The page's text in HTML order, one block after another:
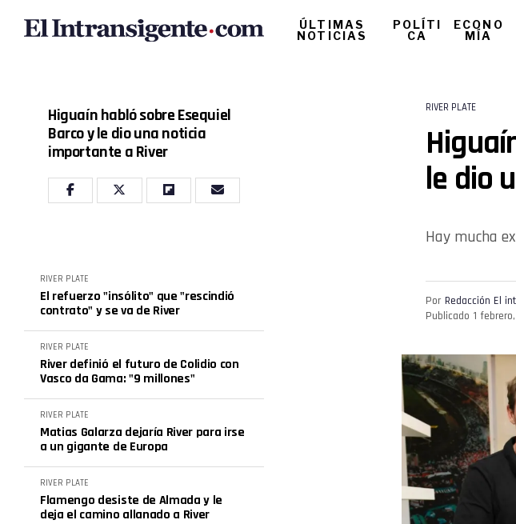
ÚLTIMAS
NOTICIAS
POLÍTI
CA
ECONO
MÍA
Higuaín habló sobre Esequiel
Barco y le dio una noticia
importante a River
RIVER PLATE
El refuerzo "insólito" que "rescindió
contrato" y se va de River
RIVER PLATE
River definió el futuro de Colidio con
Vasco da Gama: "9 millones"
RIVER PLATE
Matias Galarza dejaría River para irse
a un gigante de Europa
RIVER PLATE
Flamengo desiste de Almada y le
deja el camino allanado a River
RIVER PLATE
le dio
Hay mucha
Por Redacción El
Publicado 1